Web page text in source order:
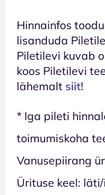
Hinnainfos
lisanduda
Piletilevi kuvab
koos Piletilevi
lähemalt siit!
* Iga pileti
toimumiskoha
Vanusepiirang
Ürituse keel: